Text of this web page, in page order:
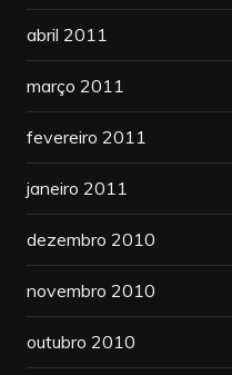
abril 2011
março 2011
fevereiro 2011
janeiro 2011
dezembro 2010
novembro 2010
outubro 2010